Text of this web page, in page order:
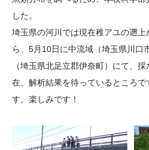
年報一覧
科学教育振興助成・
次世代理系人材育成プ
ログラム助成
サイトマップ 中
日本語 English
した。
埼玉県の河川では現在稚アユの遡
ら、5月10日に中流域（埼玉県川口
（埼玉県北足立郡伊奈町）にて、
在、解析結果を待っているところ
す。楽しみです！